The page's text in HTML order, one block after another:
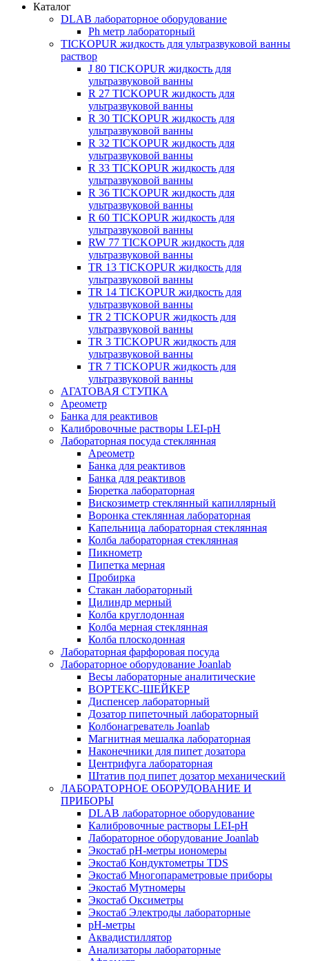
Каталог
DLAB лабораторное оборудование
Рh метр лабораторный
TICKOPUR жидкость для ультразвуковой ванны
раствор
J 80 TICKOPUR жидкость для
ультразвуковой ванны
R 27 TICKOPUR жидкость для
ультразвуковой ванны
R 30 TICKOPUR жидкость для
ультразвуковой ванны
R 32 TICKOPUR жидкость для
ультразвуковой ванны
R 33 TICKOPUR жидкость для
ультразвуковой ванны
R 36 TICKOPUR жидкость для
ультразвуковой ванны
R 60 TICKOPUR жидкость для
ультразвуковой ванны
RW 77 TICKOPUR жидкость для
ультразвуковой ванны
TR 13 TICKOPUR жидкость для
ультразвуковой ванны
TR 14 TICKOPUR жидкость для
ультразвуковой ванны
TR 2 TICKOPUR жидкость для
ультразвуковой ванны
TR 3 TICKOPUR жидкость для
ультразвуковой ванны
TR 7 TICKOPUR жидкость для
ультразвуковой ванны
АГАТОВАЯ СТУПКА
Ареометр
Банка для реактивов
Калибровочные растворы LEI-pH
Лабораторная посуда стеклянная
Ареометр
Банка для реактивов
Банка для реактивов
Бюретка лабораторная
Вискозиметр стеклянный капиллярный
Воронка стеклянная лабораторная
Капельница лабораторная стеклянная
Колба лабораторная стеклянная
Пикнометр
Пипетка мерная
Пробирка
Стакан лабораторный
Цилиндр мерный
Колба круглодонная
Колба мерная стеклянная
Колба плоскодонная
Лабораторная фарфоровая посуда
Лабораторное оборудование Joanlab
Весы лабораторные аналитические
ВОРТЕКС-ШЕЙКЕР
Диспенсер лабораторный
Дозатор пипеточный лабораторный
Колбонагреватель Joanlab
Магнитная мешалка лабораторная
Наконечники для пипет дозатора
Центрифуга лабораторная
Штатив под пипет дозатор механический
ЛАБОРАТОРНОЕ ОБОРУДОВАНИЕ И
ПРИБОРЫ
DLAB лабораторное оборудование
Калибровочные растворы LEI-pH
Лабораторное оборудование Joanlab
Экостаб pH-метры иономеры
Экостаб Кондуктометры TDS
Экостаб Многопараметровые приборы
Экостаб Мутномеры
Экостаб Оксиметры
Экостаб Электроды лабораторные
pH-метры
Аквадистиллятор
Анализаторы лабораторные